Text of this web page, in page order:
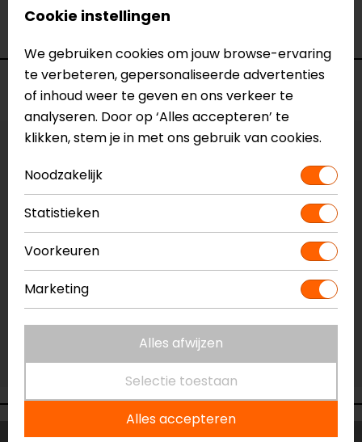
Merk
Barracuda
Voorraad
Niet op voorraad
Niet op voorraad
Vestiging Capelle a/d IJssel
Niet op voorraad
Vestiging Eindhoven
Niet op voorraad
Cookie instellingen
We gebruiken cookies om jouw browse-ervaring
te verbeteren, gepersonaliseerde advertenties
of inhoud weer te geven en ons verkeer te
analyseren. Door op ‘Alles accepteren’ te
klikken, stem je in met ons gebruik van cookies.
Noodzakelijk
Statistieken
Voorkeuren
Marketing
Alles afwijzen
Selectie toestaan
Alles accepteren